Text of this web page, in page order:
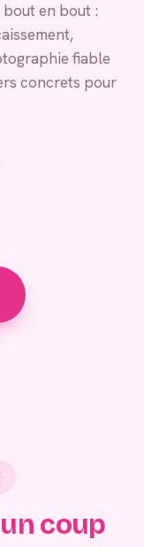
en bout :
fiable
concrets pour
coup